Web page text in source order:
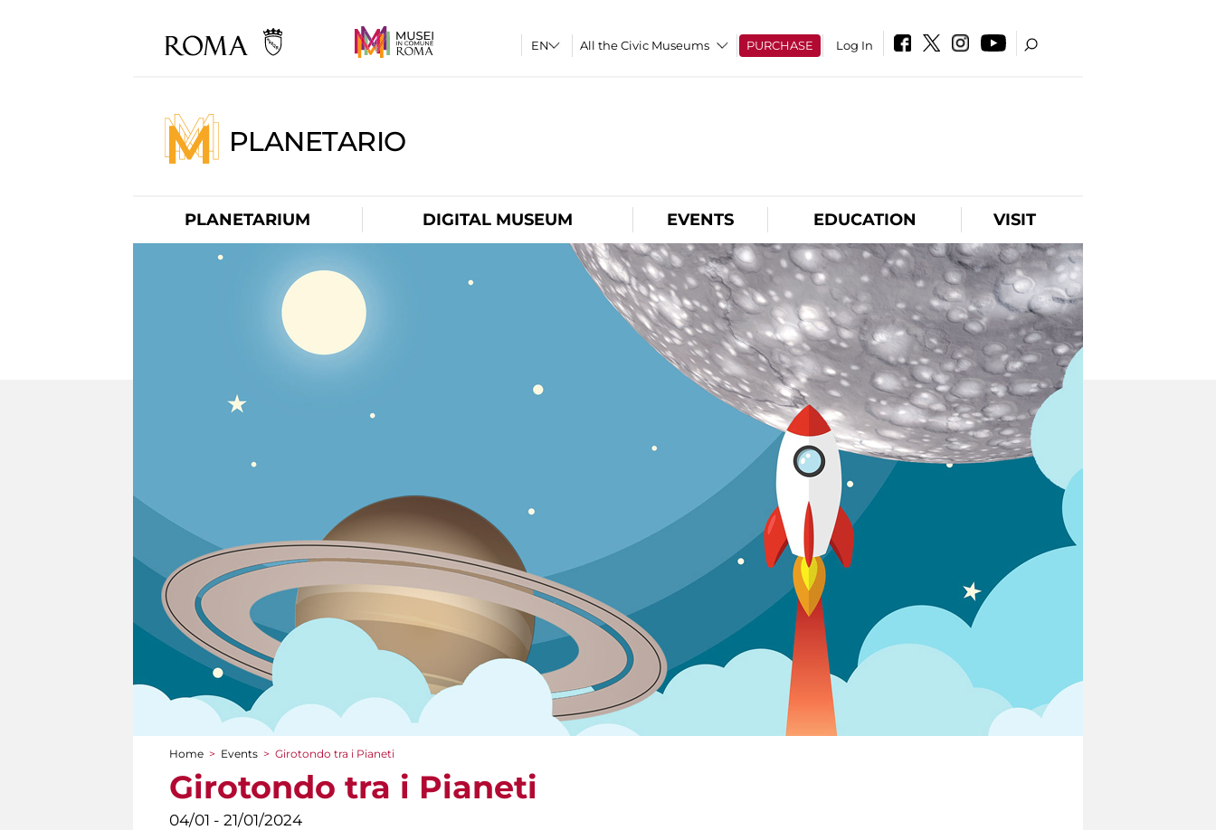
All the Civic Museums PURCHASE Log In
PLANETARIO
PLANETARIUM DIGITAL MUSEUM EVENTS EDUCATION VISIT
You are here
Home > Events > Girotondo tra i Pianeti
Girotondo tra i Pianeti
04/01 - 21/01/2024